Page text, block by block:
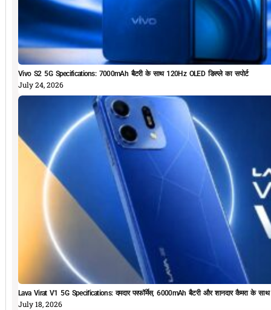
Vivo S2 5G Specifications: 7000mAh बैटरी के साथ 120Hz OLED डिस्प्ले का सपोर्ट
July 24, 2026
Lava Virat V1 5G Specifications: दमदार परफॉर्मेस, 6000mAh बैटरी और शानदार कैमरा के
July 18, 2026